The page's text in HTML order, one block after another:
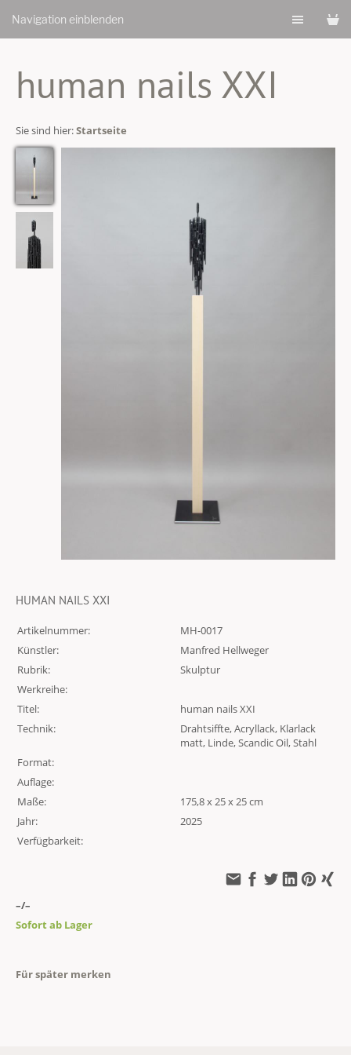
Navigation einblenden
human nails XXI
Sie sind hier:Startseite
HUMAN NAILS XXI
Artikelnummer:
MH-0017
Künstler:
Manfred Hellweger
Rubrik:
Skulptur
Werkreihe:
Titel:
human nails XXI
Technik:
Drahtsiffte, Acryllack, Klarlack
matt, Linde, Scandic Oil, Stahl
Format:
Auflage:
Maße:
175,8 x 25 x 25 cm
Jahr:
2025
Verfügbarkeit:
–/–
Sofort ab Lager
Für später merken